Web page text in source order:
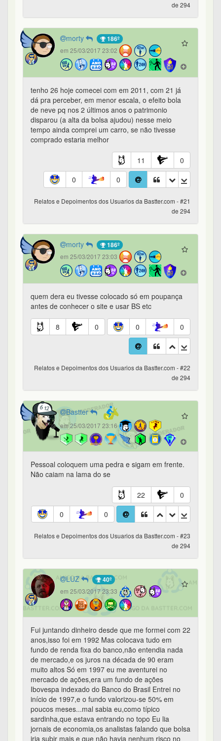
de 294
morty 186º
em 25/03/2017 23:02
tenho 26 hoje comecei com em 2011, com 21 já
dá pra perceber, em menor escala, o efeito bola
de neve pq nos 2 últimos anos o patrimonio
disparou (a alta da bolsa ajudou) nesse meio
tempo ainda comprei um carro, se não tivesse
comprado estaria melhor
11
0
0
0
Relatos e Depoimentos dos Usuarios da Bastter.com - #21
de 294
morty 186º
em 25/03/2017 23:03
quem dera eu tivesse colocado só em poupança
antes de conhecer o site e usar BS etc
8 0 0 0
Relatos e Depoimentos dos Usuarios da Bastter.com - #22
de 294
Bastter
em 25/03/2017 23:16
Pessoal coloquem uma pedra e sigam em frente.
Não caiam na lama do se
22
0
0
0
Relatos e Depoimentos dos Usuarios da Bastter.com - #23
de 294
LUZ 40º
em 25/03/2017 23:33
Fui juntando dinheiro desde que me formei com 22
anos,isso foi em 1992 Mas colocava tudo em
fundo de renda fixa do banco,não entendia nada
de mercado,e os juros na década de 90 eram
muito altos Só em 1997 eu me aventurei no
mercado de ações,era um fundo de ações
Ibovespa indexado do Banco do Brasil Entrei no
início de 1997,e o fundo valorizou-se 50% em
poucos meses...mal sabia eu,como típico
sardinha,que estava entrando no topo Eu lia
jornais de economia,os analistas falando que bolsa
iria subir mais e que não havia nenhum risco no